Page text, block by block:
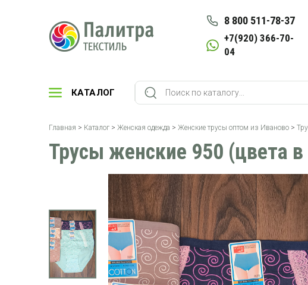
8 800 511-78-37
+7(920) 366-70-
04
КАТАЛОГ
Главная > Каталог > Женская одежда > Женские трусы оптом из Иваново >
Трусы женские 950 (цвета в